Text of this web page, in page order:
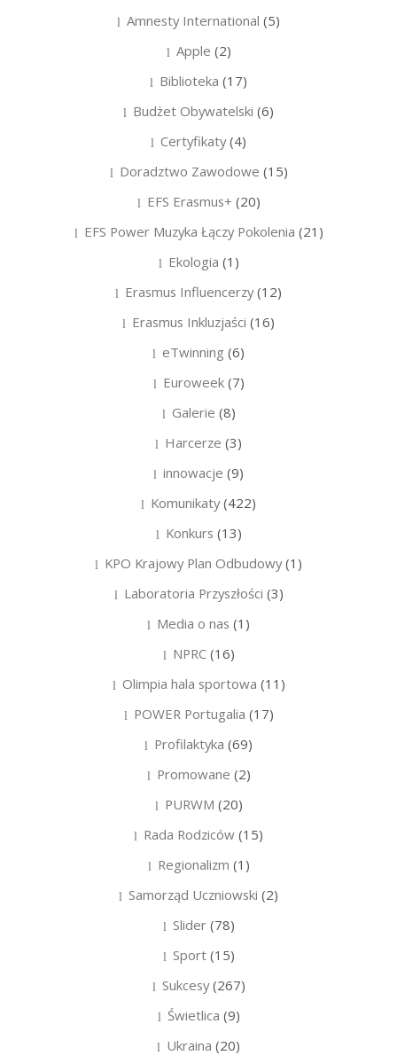
Amnesty International (5)
Apple (2)
Biblioteka (17)
Budżet Obywatelski (6)
Certyfikaty(4)
Doradztwo Zawodowe (15)
EFS Erasmus+ (20)
EFS Power Muzyka Łączy Pokolenia (21)
Ekologia (1)
Erasmus Influencerzy(12)
Erasmus Inkluzjaści (16)
eTwinning (6)
Euroweek(7)
Galerie (8)
Harcerze (3)
innowacje (9)
Komunikaty(422)
Konkurs (13)
KPO Krajowy Plan Odbudowy(1)
Laboratoria Przyszłości (3)
Media o nas (1)
NPRC(16)
Olimpia hala sportowa (11)
POWER Portugalia (17)
Profilaktyka (69)
Promowane (2)
PURWM (20)
Rada Rodziców (15)
Regionalizm (1)
Samorząd Uczniowski (2)
Slider(78)
Sport(15)
Sukcesy(267)
Świetlica (9)
Ukraina (20)